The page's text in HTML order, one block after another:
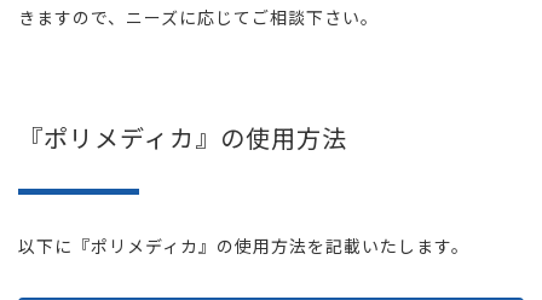
きますので、ニーズに応じてご相談下さい。
『ポリメディカ』の使用方法
以下に『ポリメディカ 』の使用方法を記載いたします。